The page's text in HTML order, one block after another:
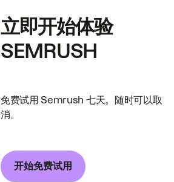
立即开始体验
SEMRUSH
免费试用 Semrush 七天。随时可以取
消。
开始免费试用